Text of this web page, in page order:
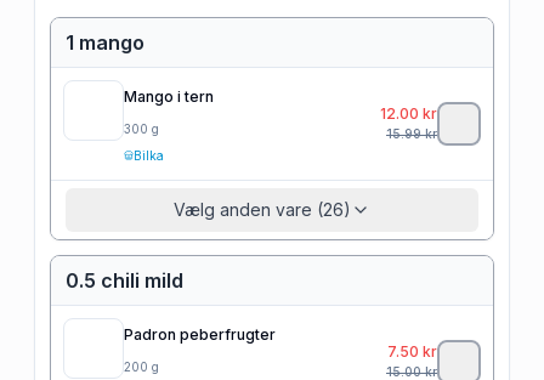
1 mango
Mango i tern
300 g
Bilka
12.00 kr
15.99kr
Vælg anden vare (26)
0.5 chili mild
Padron peberfrugter
200 g
7.50 kr
15.00kr